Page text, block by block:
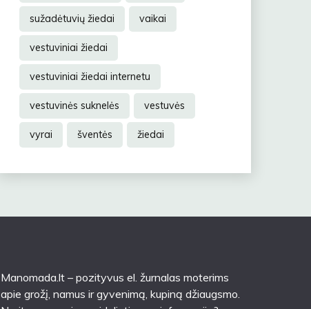
sužadėtuvių žiedai vaikai
vestuviniai žiedai
vestuviniai žiedai internetu
vestuvinės suknelės vestuvės
vyrai šventės žiedai
Manomada.lt – pozityvus el. žurnalas moterims
apie grožį, namus ir gyvenimą, kupiną džiaugsmo.